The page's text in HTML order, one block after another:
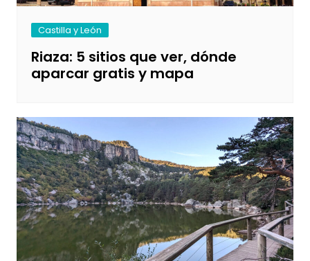
Castilla y León
Riaza: 5 sitios que ver, dónde
aparcar gratis y mapa